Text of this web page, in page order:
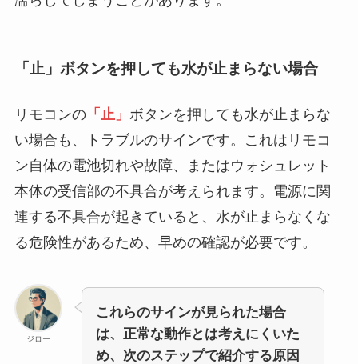
「止」ボタンを押しても水が止まらない場合
リモコンの「止」 ボタンを押しても水が止まらな
い場合も、トラブルのサインです。これはリモコ
ン自体の電池切れや故障、またはウォシュレット
本体の受信部の不具合が考えられます。電源に関
連する不具合が起きていると、水が止まらなくな
る危険性があるため、早めの確認が必要です。
ジロー
これらのサインが見られた場合
は、正常な動作とは考えにくいた
め、次のステップで紹介する原因